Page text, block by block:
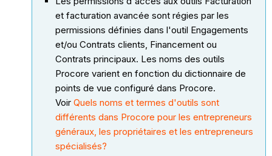
et facturation avancée sont régies par les
permissions définies dans l'outil Engagements
et/ou Contrats clients, Financement ou
Contrats principaux. Les noms des outils
Procore varient en fonction du dictionnaire de
points de vue configuré dans Procore.
VoirQuels noms et termes d'outils sont
différents dans Procore pour les entrepreneurs
généraux, les propriétaires et les entrepreneurs
spécialisés?